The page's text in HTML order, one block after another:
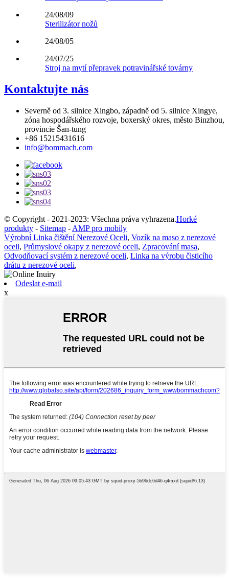
24/08/09
Sterilizátor nožů
24/08/05
24/07/25
Stroj na mytí přepravek potravinářské továrny
Kontaktujte nás
Severně od 3. silnice Xingbo, západně od 5. silnice Xingye,
zóna hospodářského rozvoje, boxerský okres, město Binzhou,
provincie Šan-tung
+86 15215431616
info@bommach.com
© Copyright - 2021-2023: Všechna práva vyhrazena.Horké
produkty - Sitemap - AMP pro mobily
Výrobní Linka čištění Nerezové Oceli, Vozík na maso z nerezové
oceli, Průmyslové okapy z nerezové oceli, Zpracování masa,
Odvodňovací systém z nerezové oceli, Linka na výrobu čisticího
drátu z nerezové oceli,
Odeslat e-mail
x